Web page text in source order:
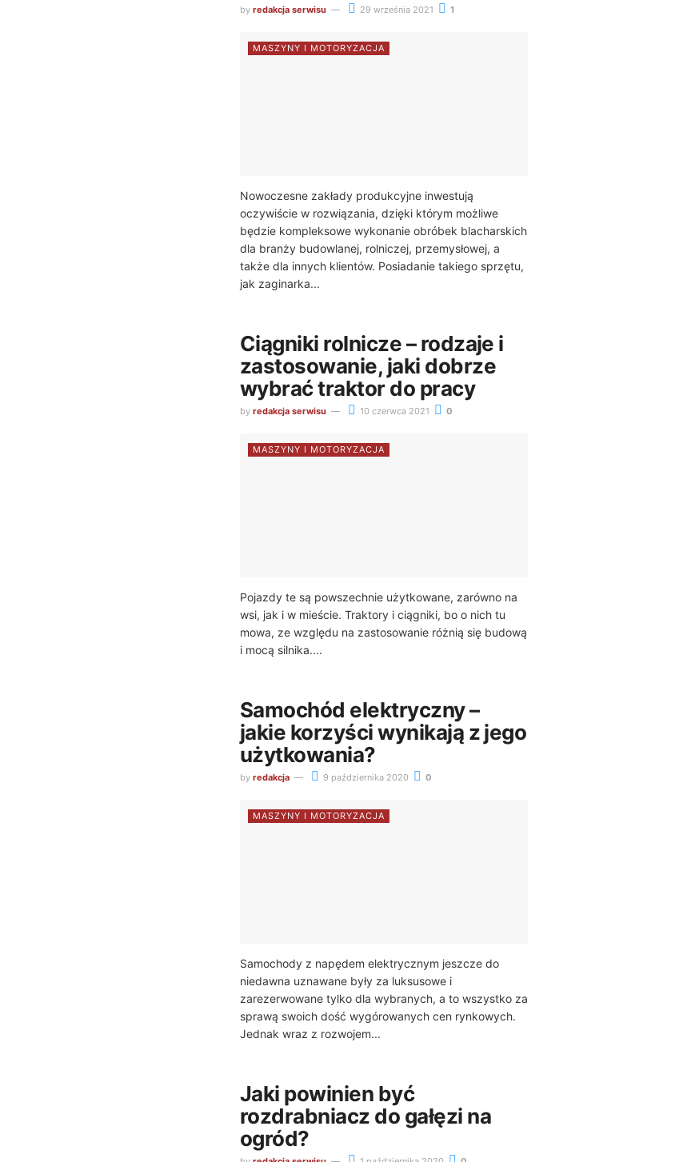
by redakcja serwisu 29 września 2021 1
MASZYNY I MOTORYZACJA
Nowoczesne zakłady produkcyjne inwestują
oczywiście w rozwiązania, dzięki którym możliwe
będzie kompleksowe wykonanie obróbek blacharskich
dla branży budowlanej, rolniczej, przemysłowej, a
także dla innych klientów. Posiadanie takiego sprzętu,
jak zaginarka...
Ciągniki rolnicze – rodzaje i
zastosowanie, jaki dobrze
wybrać traktor do pracy
by redakcja serwisu 10 czerwca 2021 0
MASZYNY I MOTORYZACJA
Pojazdy te są powszechnie użytkowane, zarówno na
wsi, jak i w mieście. Traktory i ciągniki, bo o nich tu
mowa, ze względu na zastosowanie różnią się budową
i mocą silnika....
Samochód elektryczny –
jakie korzyści wynikają z jego
użytkowania?
by redakcja 9 października 2020 0
MASZYNY I MOTORYZACJA
Samochody z napędem elektrycznym jeszcze do
niedawna uznawane były za luksusowe i
zarezerwowane tylko dla wybranych, a to wszystko za
sprawą swoich dość wygórowanych cen rynkowych.
Jednak wraz z rozwojem...
Jaki powinien być
rozdrabniacz do gałęzi na
ogród?